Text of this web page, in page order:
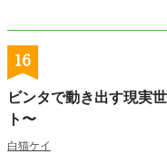
16
ビンタで動き出す現実
ト〜
白猫ケイ